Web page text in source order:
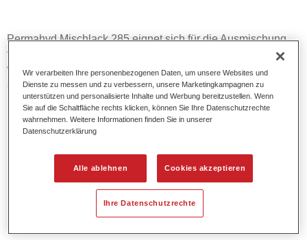
Permahyd Mischlack 285 eignet sich für die Ausmischung
von Permahyd Perlmutt Basislack 285, einem hochwertigen
wasserverdünnbaren Basislacksystem. Es basiert auf einer
speziellen PU-Dispersionstechnologie für Uni- und
Effektlackierungen.
Produktmerkmale
1,5 Spritzgängen.
Bietet ein gutes Standvermögen.
Verfügt über ein hohes Deckvermögen.
Besitzt eine hohe Farbtongenauigkeit.
Wir verarbeiten Ihre personenbezogenen Daten, um unsere Websites und
Dienste zu messen und zu verbessern, unsere Marketingkampagnen zu
unterstützen und personalisierte Inhalte und Werbung bereitzustellen. Wenn
Sie auf die Schaltfläche rechts klicken, können Sie Ihre Datenschutzrechte
wahrnehmen. Weitere Informationen finden Sie in unserer
Datenschutzerklärung
Alle ablehnen Cookies akzeptieren
Ihre Datenschutzrechte